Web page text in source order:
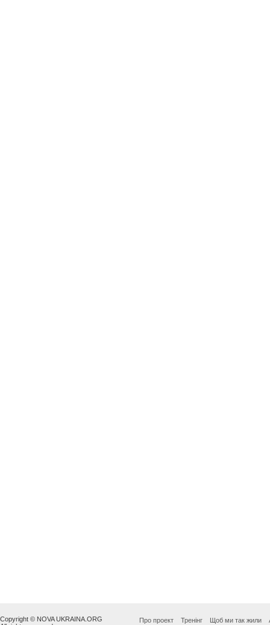
Copyright © NOVA UKRAINA.ORG
Про проект Тренінг Щоб ми так жили